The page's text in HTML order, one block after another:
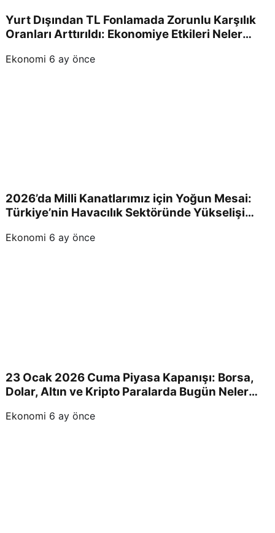
Yurt Dışından TL Fonlamada Zorunlu Karşılık
Oranları Arttırıldı: Ekonomiye Etkileri Neler
Ekonomi 6 ay önce
2026’da Milli Kanatlarımız için Yoğun Mesai:
Türkiye’nin Havacılık Sektöründe Yükselişi
Ekonomi 6 ay önce
23 Ocak 2026 Cuma Piyasa Kapanışı: Borsa,
Dolar, Altın ve Kripto Paralarda Bugün Neler
Ekonomi 6 ay önce